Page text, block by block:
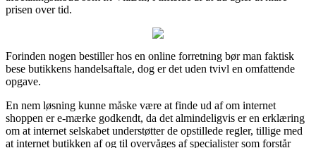
prisen over tid.
Forinden nogen bestiller hos en online forretning bør man faktisk
bese butikkens handelsaftale, dog er det uden tvivl en omfattende
opgave.
En nem løsning kunne måske være at finde ud af om internet
shoppen er e-mærke godkendt, da det almindeligvis er en erklæring
om at internet selskabet understøtter de opstillede regler, tillige med
at internet butikken af og til overvåges af specialister som forstår